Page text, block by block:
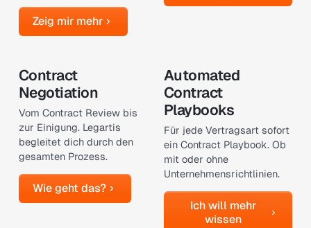
Zeig mir mehr
Zeig mir mehr
Contract
Negotiation
Vom Contract Review bis
zur Einigung. Legartis
begleitet dich durch den
gesamten Prozess.
Wie geht das?
Wie geht das?
Automated
Contract
Playbooks
Für jede Vertragsart sofort
ein Contract Playbook. Ob
mit oder ohne
Unternehmensrichtlinien.
Ich will mehr
wissen
Ich will mehr wissen